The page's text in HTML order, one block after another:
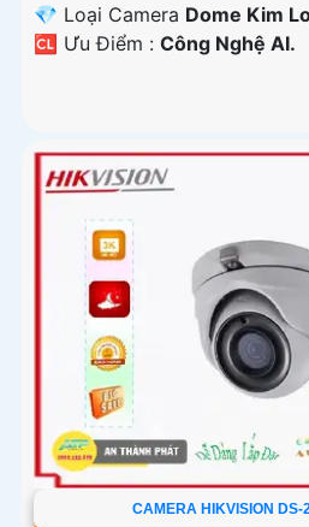
💎 Loại Camera Dome Kim
️🆑 Ưu Điểm : Công Nghệ AI.
CAMERA HIKVISION DS-